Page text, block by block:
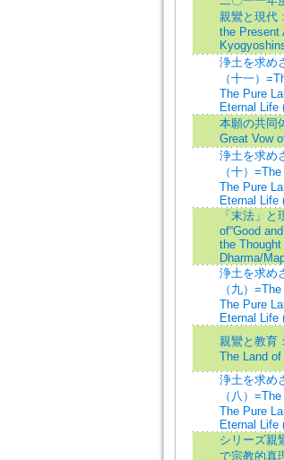
親鸞と現代
the Present
浄土を求め
（十一）
The Pure
Eternal Life
本願の共同
Great Vow
浄土を求め
（十）
The Pure
Eternal Life
「末法」
of“Good
the
Dharma/
浄土を求め
（九）
The Pure
Eternal Life
親鸞と教育
The Land
浄土を求め
（八）
The Pure
Eternal Life
シリーズ親
で宗教的真